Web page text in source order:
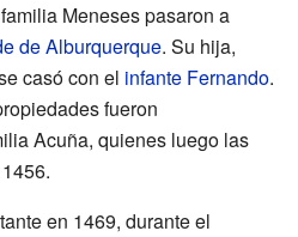
Meneses pasaron a
de Alburquerque. Su hija,
casó con el infante Fernando.
fueron
Acuña, quienes luego las
en 1469, durante el